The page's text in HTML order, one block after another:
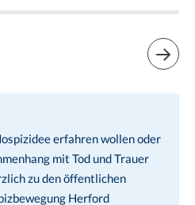
erfahren wollen oder
mit Tod und Trauer
zu den öffentlichen
Herford